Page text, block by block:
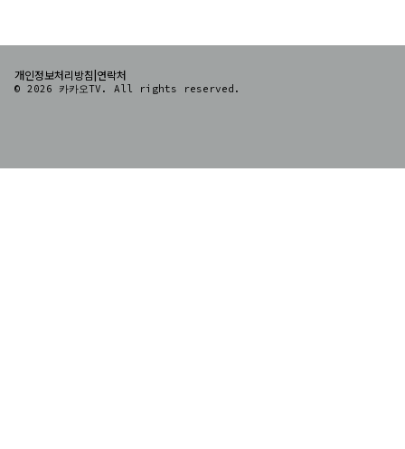
개인정보처리방침 연락처
© 2026 카카오TV. All rights reserved.